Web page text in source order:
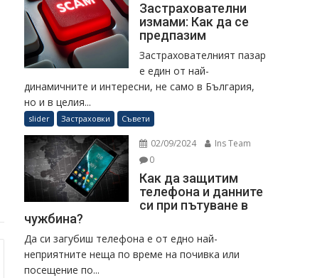
Застрахователни
измами: Как да се
предпазим
Застрахователният пазар
е един от най-
динамичните и интересни, не само в България,
но и в целия...
slider Застраховки Съвети
02/09/2024
Ins Team
0
Как да защитим
телефона и данните
си при пътуване в
чужбина?
Да си загубиш телефона е от едно най-
неприятните неща по време на почивка или
посещение по...